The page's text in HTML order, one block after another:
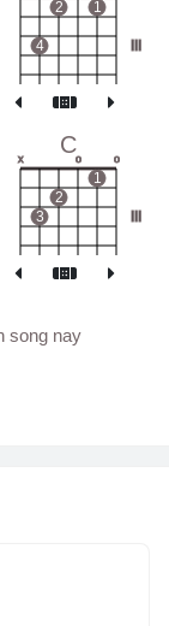
4
2 1
C
x
3
2
o
1
o
song nay